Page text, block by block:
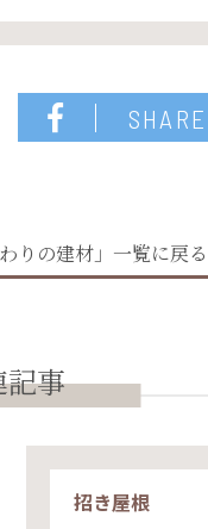
SHARE
りの建材」一覧に戻る
事
招き屋根